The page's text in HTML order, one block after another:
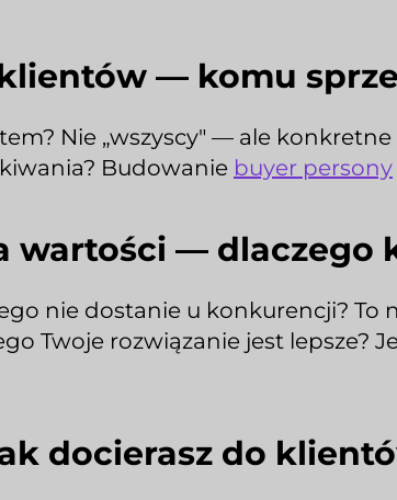
— komu
Nie „wszyscy" — ale
Budowanie buyer persony
wartości — dlaczego
nie dostanie u konkurencji?
Twoje rozwiązanie jest
docierasz do